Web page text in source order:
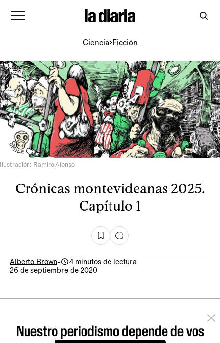
Ciencia Ficción
Ilustración: Ramiro Alonso
Crónicas montevideanas 2025.
Capítulo 1
Alberto Brown-
4 minutos de lectura
26 de septiembre de 2020
Nuestro periodismo depende de vos